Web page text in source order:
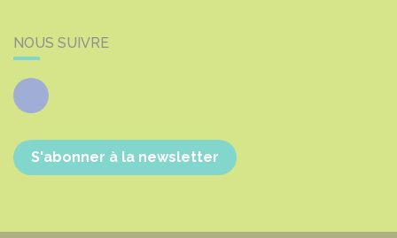
NOUS SUIVRE
Facebook
S'abonner à la newsletter